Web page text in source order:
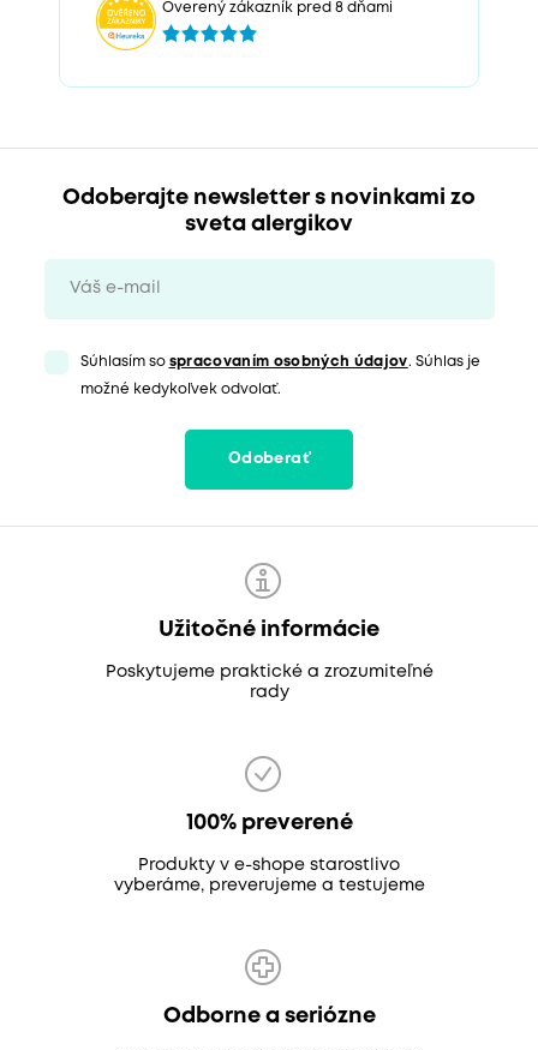
Overený zákazník pred 8 dňami
Odoberajte newsletter s novinkami zo
sveta alergikov
Súhlasím so spracovaním osobných údajov. Súhlas je
možné kedykoľvek odvolať.
Odoberať
Užitočné informácie
Poskytujeme praktické a zrozumiteľné
rady
100% preverené
Produkty v e-shope starostlivo
vyberáme, preverujeme a testujeme
Odborne a seriózne